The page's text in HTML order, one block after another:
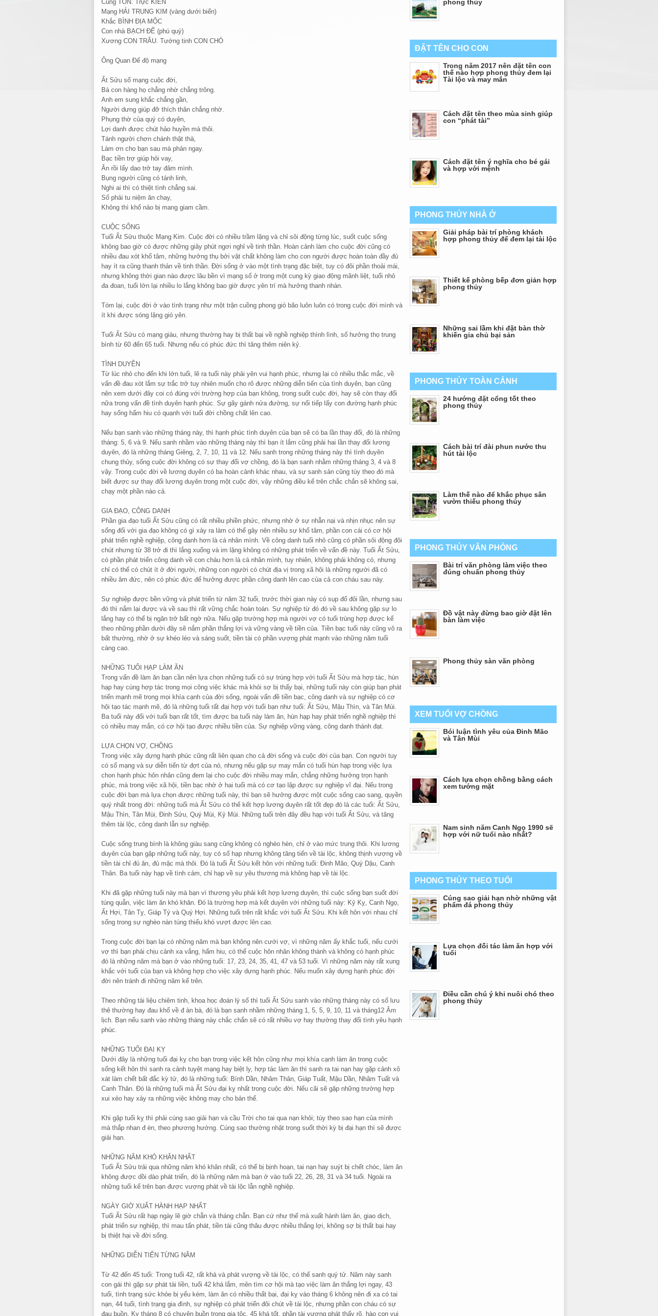
Cung TỐN. Trực KIÊN
Mạng HẢI TRUNG KIM (vàng dưới biển)
Khắc BÌNH ĐỊA MỘC
Con nhà BẠCH ĐẾ (phú quý)
Xương CON TRÂU. Tướng tinh CON CHÓ
Ông Quan Đế độ mạng
Ất Sửu số mạng cuộc đời,
Bà con hàng họ chẳng nhờ chẳng trông.
Anh em sung khắc chẳng gần,
Người dưng giúp đỡ thích thân chẳng nhờ.
Phụng thờ của quý có duyên,
Lợi danh được chút hảo huyền mà thôi.
Tánh người chơn chánh thật thà,
Làm ơn cho bạn sau mà phản ngay.
Bạc tiền trợ giúp hỏi vay,
Ăn rồi lấy dao trở tay đâm mình.
Bụng người cũng có tánh linh,
Nghi ai thì có thiệt tình chẳng sai.
Số phải tu niệm ăn chay,
Không thì khổ nảo bị mang giam cầm.
CUỘC SỐNG
Tuổi Ất Sửu thuộc Mạng Kim. Cuộc đời có nhiều trầm lặng và chỉ sôi động từng lúc, suốt cuộc sống
không bao giờ có được những giây phút ngơi nghỉ về tinh thần. Hoàn cảnh làm cho cuộc đời cũng có
nhiều đau xót khổ tâm, những hưởng thụ bởi vật chất không làm cho con người được hoàn toàn đầy đủ
hay ít ra cũng thanh thản về tinh thần. Đời sống ở vào một tình trạng đặc biệt, tuy có đôi phần thoải mái,
nhưng không thời gian nào được lâu bền vì mạng số ở trong một cung kỳ giao động mãnh liệt, tuổi nhỏ
đa đoan, tuổi lớn lại nhiều lo lắng không bao giờ được yên trí mà hưởng thanh nhàn.
Tóm lại, cuộc đời ở vào tình trạng như một trận cuồng phong gió bão luôn luôn có trong cuộc đời mình và
ít khi được sóng lặng gió yên.
Tuổi Ất Sửu có mạng giàu, nhưng thường hay bị thất bại về nghề nghiệp thình lình, số hưởng thọ trung
bình từ 60 đến 65 tuổi. Nhưng nếu có phúc đức thì tăng thêm niên kỷ.
TÌNH DUYÊN
Từ lúc nhỏ cho đến khi lớn tuổi, lẽ ra tuổi này phải yên vui hạnh phúc, nhưng lại có nhiều thắc mắc, về
vấn đề đau xót lắm sự trắc trở tuy nhiên muốn cho rõ được những diễn tiến của tình duyên, bạn cũng
nên xem dưới đây coi có đúng với trường hợp của bạn không, trong suốt cuộc đời, hay sẽ còn thay đổi
nữa trong vấn đề tình duyên hạnh phúc. Sự gãy gánh nửa đường, sự nối tiếp lấy con đường hạnh phúc
hay sống hẩm hiu có quạnh với tuổi đời chồng chất lên cao.
Nếu bạn sanh vào những tháng này, thì hạnh phúc tình duyên của bạn sẽ có ba lần thay đổi, đó là những
tháng: 5, 6 và 9. Nếu sanh nhầm vào những tháng này thì bạn ít lắm cũng phải hai lần thay đổi lương
duyên, đó là những tháng Giêng, 2, 7, 10, 11 và 12. Nếu sanh trong những tháng này thì tình duyên
chung thủy, sống cuộc đời không có sự thay đổi vợ chồng, đó là bạn sanh nhằm những tháng 3, 4 và 8
vậy. Trong cuộc đời về lương duyên có ba hoàn cảnh khác nhau, và sự sanh sản cũng tùy theo đó mà
biết được sự thay đổi lương duyên trong một cuộc đời, vậy những điều kể trên chắc chắn sẽ không sai,
chạy một phần nào cả.
GIA ĐẠO, CÔNG DANH
Phần gia đạo tuổi Ất Sửu cũng có rất nhiều phiền phức, nhưng nhờ ở sự nhẫn nại và nhịn nhục nên sự
sống đối với gia đạo không có gì xảy ra làm có thể gây nên nhiều sự khổ tâm, phần con cái có cơ hội
phát triển nghề nghiệp, công danh hơn là cá nhân mình. Về công danh tuổi nhỏ cũng có phần sôi động đôi
chút nhưng từ 38 trở đi thì lắng xuống và im lặng không có những phát triển về vấn đề này. Tuổi Ất Sửu,
có phần phát triển công danh về con cháu hơn là cá nhân mình, tuy nhiên, không phải không có, nhưng
chỉ có thể có chút ít ở đời người, những con người có chút địa vị trong xã hội là những người đã có
nhiều âm đức, nên có phúc đức để hưởng được phần công danh lên cao của cả con cháu sau này.
Sự nghiệp được bền vững và phát triển từ năm 32 tuổi, trước thời gian này có sụp đổ đôi lần, nhưng sau
đó thì nắm lại được và về sau thì rất vững chắc hoàn toàn. Sự nghiệp từ đó đó về sau không gặp sự lo
lắng hay có thể bị ngăn trở bất ngờ nữa. Nếu gặp trường hợp mà người vợ có tuổi trùng hợp được kể
theo những phần dười đây sẽ nắm phần thắng lợi và vững vàng về tiền của. Tiền bạc tuổi này cũng vô ra
bất thường, nhờ ở sự khéo léo và sáng suốt, tiền tài có phần vượng phát mạnh vào những năm tuổi
càng cao.
NHỮNG TUỔI HẠP LÀM ĂN
Trong vấn đề làm ăn bạn cần nên lựa chọn những tuổi có sự trùng hợp với tuổi Ất Sửu mà hợp tác, hùn
hạp hay cùng hợp tác trong mọi công việc khác mà khỏi sợ bị thấy bại, những tuổi này còn giúp bạn phát
triển mạnh mẽ trong mọi khía cạnh của đời sống, ngoài vấn đề tiền bạc, công danh và sự nghiệp có cơ
hội tạo tác mạnh mẽ, đó là những tuổi rất đại hợp với tuổi bạn như tuổi: Ất Sửu, Mậu Thìn, và Tân Mùi.
Ba tuổi này đối với tuổi bạn rất tốt, tìm được ba tuổi này làm ăn, hùn hạp hay phát triển nghề nghiệp thì
có nhiều may mắn, có cơ hội tạo được nhiều tiền của. Sự nghiệp vững vàng, công danh thành đạt.
LỰA CHỌN VỢ, CHỒNG
Trong việc xây dựng hạnh phúc cũng rất liên quan cho cả đời sống và cuộc đời của bạn. Con người tuy
có số mạng và sự diễn tiến từ đợt của nó, nhưng nếu gặp sự may mắn có tuổi hùn hạp trong việc lựa
chon hạnh phúc hôn nhân cũng đem lại cho cuộc đời nhiều may mắn, chẳng những hưởng trọn hạnh
phúc, mà trong việc xã hội, tiền bạc nhờ ở hai tuổi mà có cơ tạo lập được sự nghiệp vĩ đại. Nếu trong
cuộc đời bạn mà lựa chọn được những tuổi này, thì bạn sẽ hưởng được một cuộc sống cao sang, quyền
quý nhất trong đời: những tuổi mà Ất Sửu có thể kết hợp lương duyên rất tốt đẹp đó là các tuổi: Ất Sửu,
Mậu Thìn, Tân Mùi, Đinh Sửu, Quý Mùi, Kỷ Mùi. Những tuổi trên đây đều hạp với tuổi Ất Sửu, và tăng
thêm tài lộc, công danh lẫn sự nghiệp.
Cuộc sống trung bình là không giàu sang cũng không có nghèo hèn, chỉ ở vào mức trung thôi. Khi lương
duyên của bạn gặp những tuổi này, tuy có số hạp nhưng không tăng tiến về tài lộc, không thịnh vượng về
tiền tài chỉ đủ ăn, đủ mặc mà thôi. Đó là tuổi Ất Sửu kết hôn với những tuổi: Đinh Mão, Quý Dậu, Canh
Thân. Ba tuổi này hạp về tình cảm, chỉ hạp về sự yêu thương mà không hạp về tài lộc.
Khi đã gặp những tuổi này mà bạn vì thương yêu phải kết hợp lương duyên, thì cuộc sống bạn suốt đời
túng quẫn, việc làm ăn khó khăn. Đó là trường hơp mà kết duyên với những tuổi này: Kỷ Kỵ, Canh Ngọ,
Ất Hợi, Tân Tỵ, Giáp Tý và Quý Hợi. Những tuổi trên rất khắc với tuổi Ất Sửu. Khi kết hôn với nhau chỉ
sống trong sự nghèo nàn túng thiếu khó vượt được lên cao.
Trong cuộc đời bạn lại có những năm mà bạn không nên cưới vợ, vì những năm ấy khắc tuổi, nếu cưới
vợ thì bạn phải chịu cảnh xa vắng, hẩm hiu, có thể cuộc hôn nhân không thành và không có hạnh phúc
đó là những năm mà bạn ở vào những tuổi: 17, 23, 24, 35, 41, 47 và 53 tuổi. Vì những năm này rất xung
khắc với tuổi của bạn và không hợp cho việc xây dựng hạnh phúc. Nếu muốn xây dựng hạnh phúc đời
đời nên tránh đi những năm kể trên.
Theo những tài liệu chiêm tinh, khoa học đoán lý số thì tuổi Ất Sửu sanh vào những tháng này có số lưu
thê thường hay đau khổ về đ àn bà, đó là bạn sanh nhầm những tháng 1, 5, 5, 9, 10, 11 và tháng12 Âm
lịch. Bạn nếu sanh vào những tháng này chắc chắn sẽ có rất nhiều vợ hay thường thay đổi tình yêu hạnh
phúc.
NHỮNG TUỔI ĐẠI KỴ
Dưới đây là những tuổi đại kỵ cho bạn trong việc kết hôn cũng như mọi khía cạnh làm ăn trong cuộc
sống kết hôn thì sanh ra cảnh tuyệt mạng hay biệt ly, hợp tác làm ăn thì sanh ra tai nạn hay gặp cảnh xô
xát làm chết bất đắc kỳ tử, đó là những tuổi: Bính Dần, Nhâm Thân, Giáp Tuất, Mậu Dần, Nhâm Tuất và
Canh Thân. Đó là những tuổi mà Ất Sửu đại kỵ nhất trong cuộc đời. Nếu cãi sẽ gặp những trường hợp
xui xẻo hay xảy ra những việc không may cho bản thể.
Khi gặp tuổi kỵ thì phải cúng sao giải hạn và cầu Trời cho tai qua nạn khỏi; tùy theo sao hạn của mình
mà thắp nhan đ èn, theo phương hướng. Cúng sao thường nhật trong suốt thời kỳ bị đại hạn thì sẽ được
giải hạn.
NHỮNG NĂM KHÓ KHĂN NHẤT
Tuổi Ất Sửu trải qua những năm khó khăn nhất, có thể bị bịnh hoạn, tai nạn hay suýt bị chết chóc, làm ăn
không được dồi dào phát triển, đó là những năm mà bạn ở vào tuổi 22, 26, 28, 31 và 34 tuổi. Ngoài ra
những tuổi kể trên bạn được vượng phát về tài lộc lẫn nghề nghiệp.
NGÀY GIỜ XUẤT HÀNH HẠP NHẤT
Tuổi Ất Sửu rất hạp ngày lẽ giờ chẵn và tháng chẵn. Bạn cứ như thế mà xuất hành làm ăn, giao dịch,
phát triển sự nghiệp, thì mau tấn phát, tiền tài cũng thâu được nhiều thắng lợi, không sợ bị thất bại hay
bị thiệt hại về đời sống.
NHỮNG DIỄN TIẾN TỪNG NĂM
Từ 42 đến 45 tuổi: Trong tuổi 42, rất khá và phát vượng về tài lộc, có thể sanh quý tử. Năm này sanh
con gái thì gặp sự phát tài liền, tuổi 42 khá lắm, mên tìm cơ hội mà tạo việc làm ăn thắng lợi ngay, 43
tuổi, tình trạng sức khỏe bị yếu kém, làm ăn có nhiều thất bại, đại kỵ vào tháng 6 không nên đi xa có tai
nạn, 44 tuổi, tình trạng gia đình, sự nghiệp có phát triển đôi chút về tài lộc, nhưng phần con cháu có sự
đau buồn. Kỵ tháng 8 có chuyện buồn trong gia tộc, 45 khá tốt, phần tài vượng phát thấy rõ, hào con vui
phong thủy
ĐẶT TÊN CHO CON
Trong năm 2017 nên đặt tên con
thế nào hợp phong thủy đem lại
Tài lộc và may mắn
Cách đặt tên theo mùa sinh giúp
con “phát tài”
Cách đặt tên ý nghĩa cho bé gái
và hợp với mệnh
PHONG THỦY NHÀ Ở
Giải pháp bài trí phòng khách
hợp phong thủy để đem lại tài lộc
Thiết kế phòng bếp đơn giản hợp
phong thủy
Những sai lầm khi đặt bàn thờ
khiến gia chủ bại sản
PHONG THỦY TOÀN CẢNH
24 hướng đặt cổng tốt theo
phong thủy
Cách bài trí đài phun nước thu
hút tài lộc
Làm thế nào để khắc phục sân
vườn thiếu phong thủy
PHONG THỦY VĂN PHÒNG
Bài trí văn phòng làm việc theo
đúng chuẩn phong thủy
Đồ vật này đừng bao giờ đặt lên
bàn làm việc
Phong thủy sàn văn phòng
XEM TUỔI VỢ CHỒNG
Bói luận tình yêu của Đinh Mão
và Tân Mùi
Cách lựa chọn chồng bằng cách
xem tướng mặt
Nam sinh năm Canh Ngọ 1990 sẽ
hợp với nữ tuổi nào nhất?
PHONG THỦY THEO TUỔI
Cúng sao giải hạn nhờ những vật
phẩm đá phong thủy
Lựa chọn đối tác làm ăn hợp với
tuổi
Điều cần chú ý khi nuôi chó theo
phong thủy